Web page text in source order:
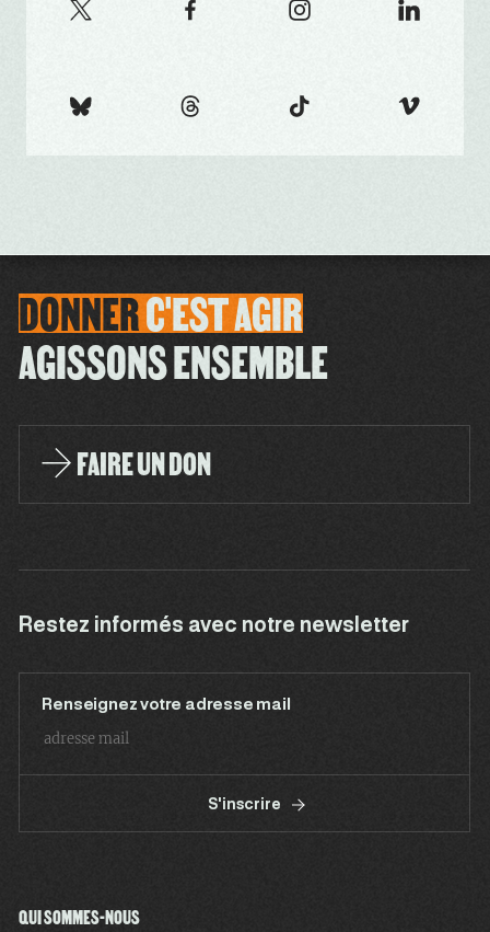
DONNERC'ESTAGIR
AGISSONS ENSEMBLE
FAIRE UN DON
Restez informés avec notre newsletter
Renseignez votre adresse mail
S'inscrire
QUI SOMMES-NOUS